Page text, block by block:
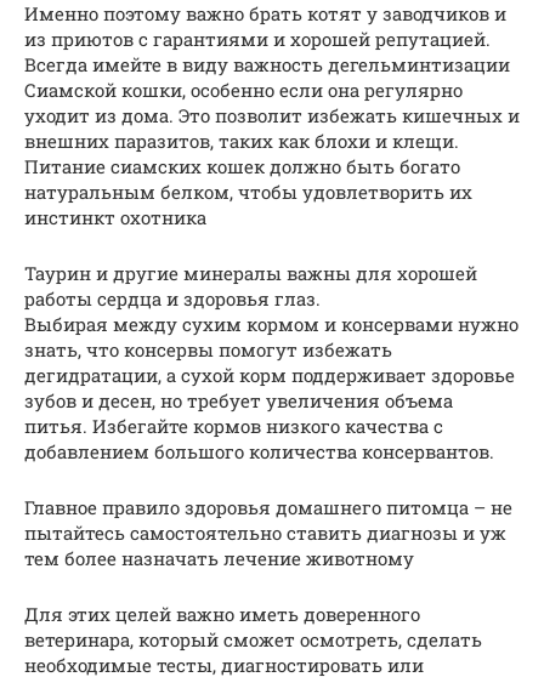
Именно поэтому важно брать котят у заводчиков и
из приютов с гарантиями и хорошей репутацией.
Всегда имейте в виду важность дегельминтизации
Сиамской кошки, особенно если она регулярно
уходит из дома. Это позволит избежать кишечных и
внешних паразитов, таких как блохи и клещи.
Питание сиамских кошек должно быть богато
натуральным белком, чтобы удовлетворить их
инстинкт охотника
Таурин и другие минералы важны для хорошей
работы сердца и здоровья глаз.
Выбирая между сухим кормом и консервами нужно
знать, что консервы помогут избежать
дегидратации, а сухой корм поддерживает здоровье
зубов и десен, но требует увеличения объема
питья. Избегайте кормов низкого качества с
добавлением большого количества консервантов.
Главное правило здоровья домашнего питомца – не
пытайтесь самостоятельно ставить диагнозы и уж
тем более назначать лечение животному
Для этих целей важно иметь доверенного
ветеринара, который сможет осмотреть, сделать
необходимые тесты, диагностировать или